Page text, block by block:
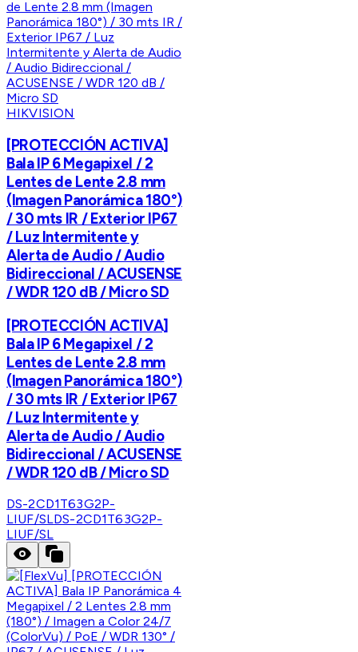
HIKVISION
[PROTECCIÓN ACTIVA]
Bala IP 6 Megapixel / 2
Lentes de Lente 2.8 mm
(Imagen Panorámica 180°)
/ 30 mts IR / Exterior IP67
/ Luz Intermitente y
Alerta de Audio / Audio
Bidireccional / ACUSENSE
/ WDR 120 dB / Micro SD
[PROTECCIÓN ACTIVA]
Bala IP 6 Megapixel / 2
Lentes de Lente 2.8 mm
(Imagen Panorámica 180°)
/ 30 mts IR / Exterior IP67
/ Luz Intermitente y
Alerta de Audio / Audio
Bidireccional / ACUSENSE
/ WDR 120 dB / Micro SD
DS-2CD1T63G2P-
LIUF/SLDS-2CD1T63G2P-
LIUF/SL